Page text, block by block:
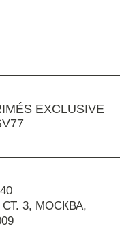
EXCLUSIVE
3, МОСКВА,